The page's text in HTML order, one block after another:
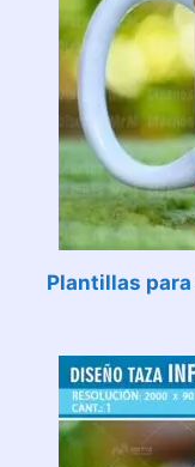
Plantillas